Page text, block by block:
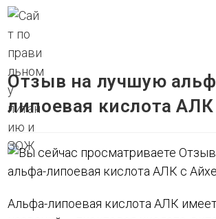
Перейти
содержимому
Отзыв на лучшую
липоевая кислота АЛК
Альфа-липоевая кислота АЛК